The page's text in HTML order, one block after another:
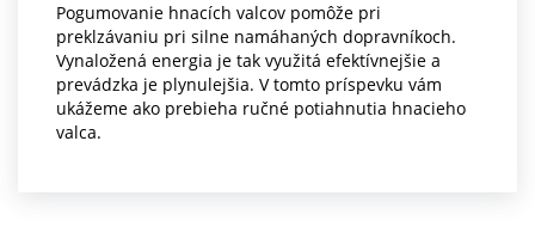
Pogumovanie hnacích valcov pomôže pri
preklzávaniu pri silne namáhaných dopravníkoch.
Vynaložená energia je tak využitá efektívnejšie a
prevádzka je plynulejšia. V tomto príspevku vám
ukážeme ako prebieha ručné potiahnutia hnacieho
valca.